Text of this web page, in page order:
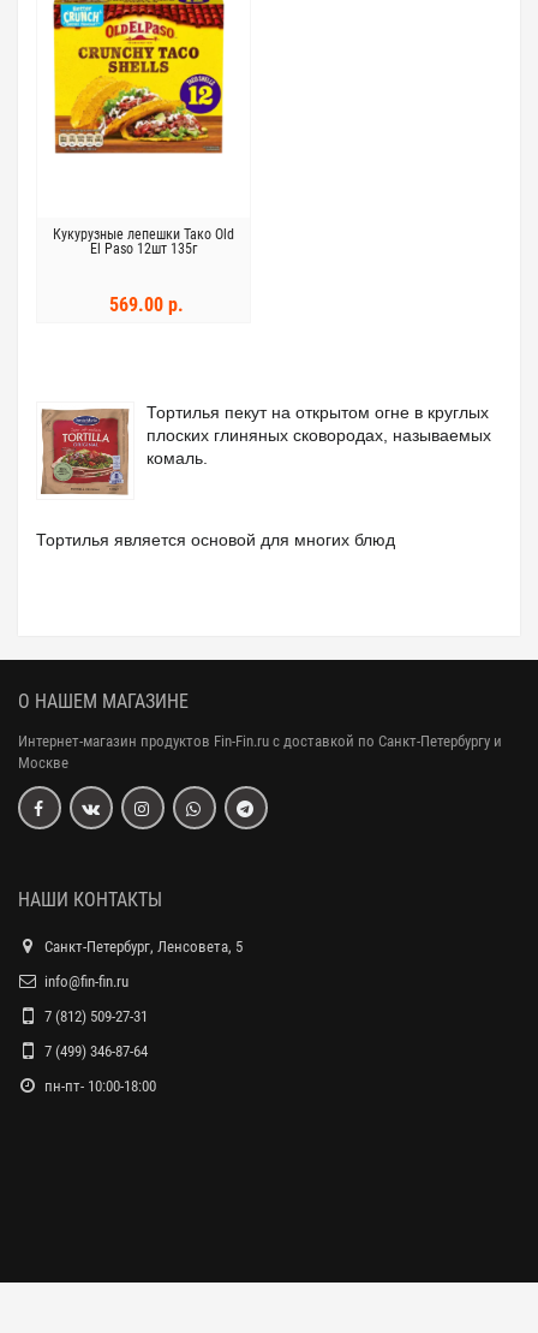
Кукурузные лепешки Тако Old
El Paso 12шт 135г
569.00 р.
Тортилья пекут на открытом огне в круглых
плоских глиняных сковородах, называемых
комаль.
Тортилья является основой для многих блюд
О НАШЕМ МАГАЗИНЕ
Интернет-магазин продуктов Fin-Fin.ru с доставкой по Санкт-Петербургу и
Москве
НАШИ КОНТАКТЫ
Санкт-Петербург, Ленсовета, 5
info@fin-fin.ru
7 (812) 509-27-31
7 (499) 346-87-64
пн-пт- 10:00-18:00